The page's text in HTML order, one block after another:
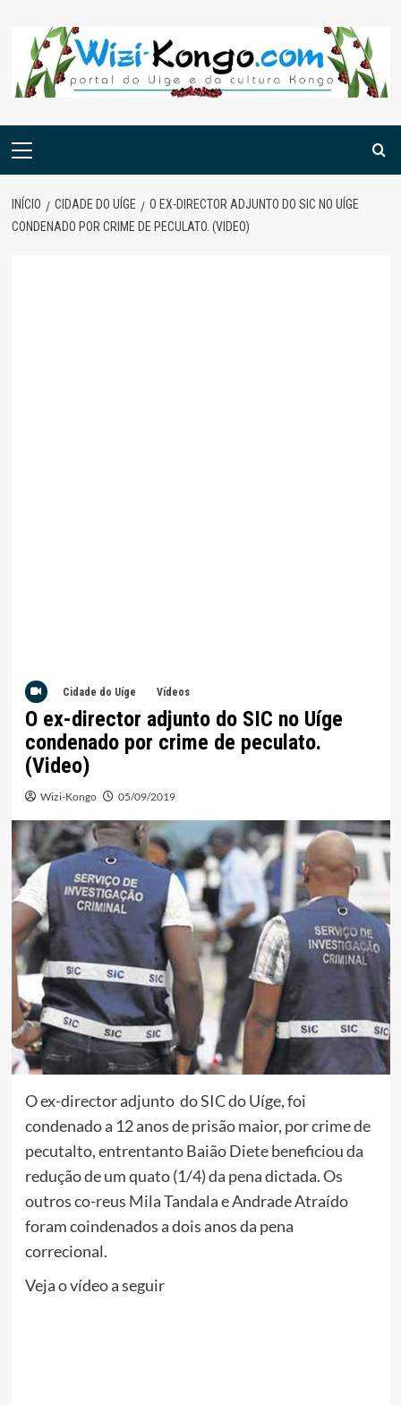
content
Menu
INÍCIO CIDADE DO UÍGE
O EX-DIRECTOR ADJUNTO DO SIC NO UÍGE
CONDENADO POR CRIME DE PECULATO. (VIDEO)
Cidade do Uíge Vídeos
O ex-director adjunto do SIC no Uíge
condenado por crime de peculato.
(Video)
Wizi-Kongo 05/09/2019
O ex-director adjunto do SIC do Uíge, foi
condenado a 12 anos de prisão maior, por crime de
pecutalto, entrentanto Baião Diete beneficiou da
redução de um quato (1/4) da pena dictada. Os
outros co-reus Mila Tandala e Andrade Atraído
foram coindenados a dois anos da pena
correcional.
Veja o vídeo a seguir